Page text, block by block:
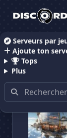
Serveurs par
Ajoute ton
Tops
Plus
Accueil